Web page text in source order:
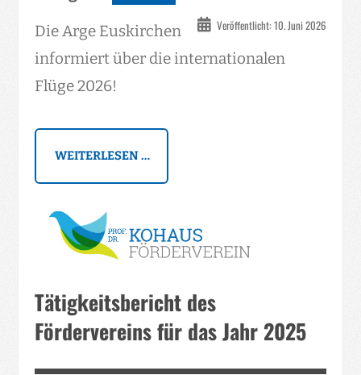
Veröffentlicht: 10. Juni 2026
Die Arge Euskirchen
informiert über die internationalen
Flüge 2026!
WEITERLESEN …
Tätigkeitsbericht des
Fördervereins für das Jahr 2025